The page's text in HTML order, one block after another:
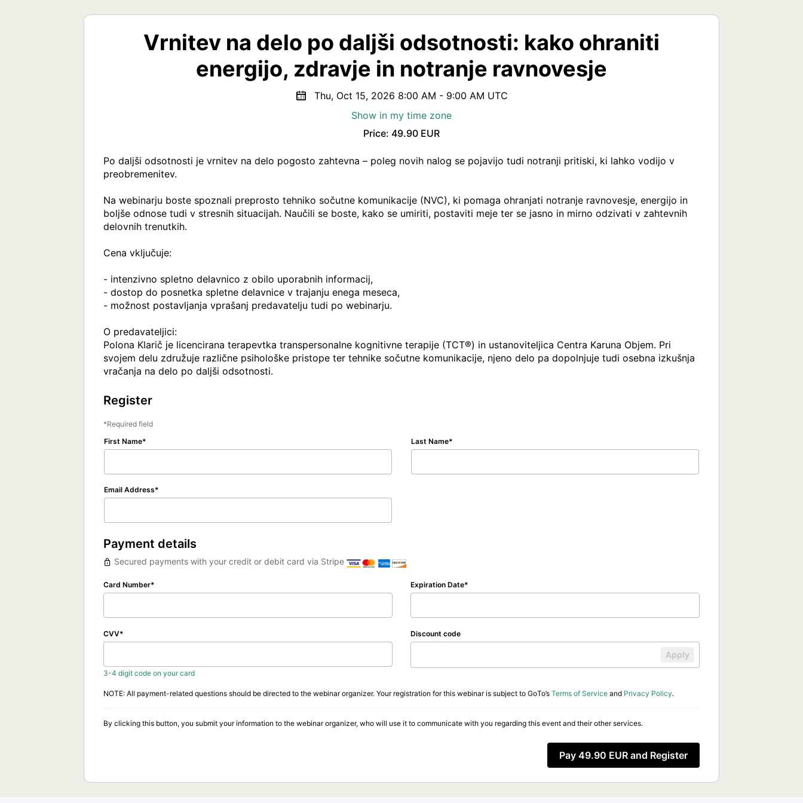
Vrnitev na delo po daljši odsotnosti: kako ohraniti
energijo, zdravje in notranje ravnovesje
Thu, Oct 15, 2026 8:00 AM - 9:00 AM UTC
Show in my time zone
Price: 49.90 EUR
Po daljši odsotnosti je vrnitev na delo pogosto zahtevna – poleg novih nalog se pojavijo tudi notranji pritiski, ki lahko vodijo v
preobremenitev.
Na webinarju boste spoznali preprosto tehniko sočutne komunikacije (NVC), ki pomaga ohranjati notranje ravnovesje, energijo in
boljše odnose tudi v stresnih situacijah. Naučili se boste, kako se umiriti, postaviti meje ter se jasno in mirno odzivati v zahtevnih
delovnih trenutkih.
Cena vključuje:
- intenzivno spletno delavnico z obilo uporabnih informacij,
- dostop do posnetka spletne delavnice v trajanju enega meseca,
- možnost postavljanja vprašanj predavatelju tudi po webinarju.
O predavateljici:
Polona Klarič je licencirana terapevtka transpersonalne kognitivne terapije (TCT®) in ustanoviteljica Centra Karuna Objem. Pri
svojem delu združuje različne psihološke pristope ter tehnike sočutne komunikacije, njeno delo pa dopolnjuje tudi osebna izkušnja
vračanja na delo po daljši odsotnosti.
Register
Required field
First Name
Last Name
Email Address
Payment details
Secured payments with your credit or debit card via Stripe
Card Number Expiration Date
CVV
3-4 digit code on your card
Discount code
Apply
NOTE: All payment-related questions should be directed to the webinar organizer. Your registration for this webinar is subject to GoTo’s Terms of Service and Privacy Policy.
By clicking this button, you submit your information to the webinar organizer, who will use it to communicate with you regarding this event and their other services.
Pay 49.90 EUR and Register